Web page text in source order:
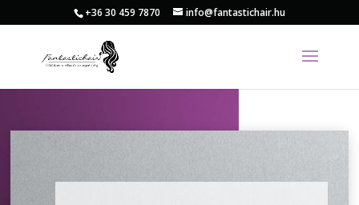
+36 30 459 7870 info@fantastichair.hu